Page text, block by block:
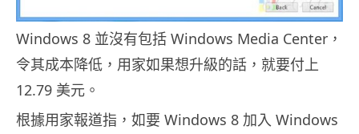
Windows 8 並沒有包括 Windows Media Center，
令其成本降低，用家如果想升級的話，就要付上
12.79 美元。
根據用家報道指，如要 Windows 8 加入 Windows